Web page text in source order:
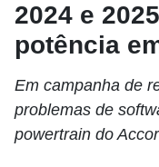
2024 e
potência
Em campanha de
problemas de
powertrain do